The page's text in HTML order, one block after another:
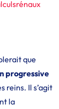
que
progressive
reins. Il s’agit
la